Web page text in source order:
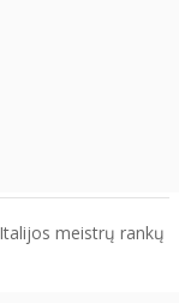
meistrų rankų